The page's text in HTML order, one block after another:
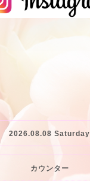
2026.08.08 Saturday
カウンター